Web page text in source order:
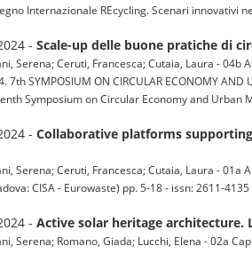
Internazionale REcycling. Scenari innovativi
- Scale-up delle buone pratiche di
Serena; Ceruti, Francesca; Cutaia, Laura - 04b
7th SYMPOSIUM ON CIRCULAR ECONOMY AND
Symposium on Circular Economy and Urban
- Collaborative platforms
Serena; Ceruti, Francesca; Cutaia, Laura - 01a
CISA - Eurowaste) pp. 5-18 - issn: 2611-
- Active solar heritage architecture.
Serena; Romano, Giada; Lucchi, Elena - 02a